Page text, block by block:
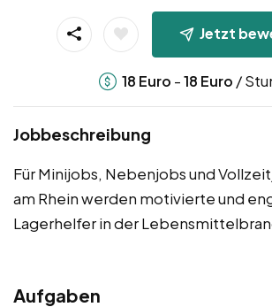
Jetzt
18 Euro -18 Euro /
Jobbeschreibung
Für Minijobs, Nebenjobs und
am Rhein werden motivierte und
Lagerhelfer in der
Aufgaben